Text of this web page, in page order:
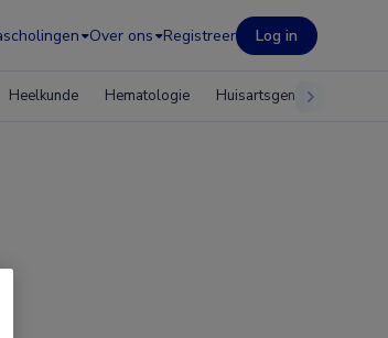
Over ons Registreer Log in
Heelkunde Hematologie Huisartsgeneeskunde